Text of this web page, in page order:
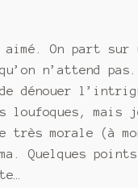
aimé. On part
n’attend
dénouer
mais
très morale (à
Quelques